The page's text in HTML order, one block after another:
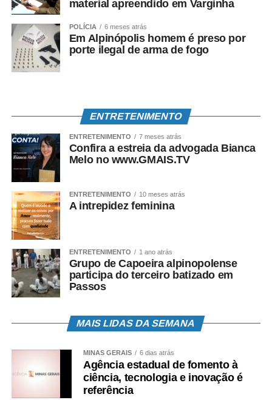
material apreendido em Varginha
POLÍCIA 6 meses atrás
Em Alpinópolis homem é preso por
porte ilegal de arma de fogo
ENTRETENIMENTO
ENTRETENIMENTO 7 meses atrás
Confira a estreia da advogada Bianca
Melo no www.GMAIS.TV
ENTRETENIMENTO 10 meses atrás
A intrepidez feminina
ENTRETENIMENTO 1 ano atrás
Grupo de Capoeira alpinopolense
participa do terceiro batizado em
Passos
MAIS LIDAS DA SEMANA
MINAS GERAIS 6 dias atrás
Agência estadual de fomento à
ciência, tecnologia e inovação é
referência